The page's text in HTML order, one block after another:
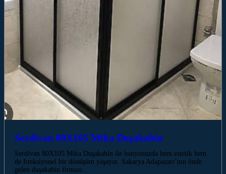
Serdivan 80X105 Mika Duşakabin
Serdivan 80X105 Mika Duşakabin ile banyonuzda hem estetik hem
de fonksiyonel bir dönüşüm yaşayın. Sakarya Adapazarı’nın önde
gelen duşakabin firması…